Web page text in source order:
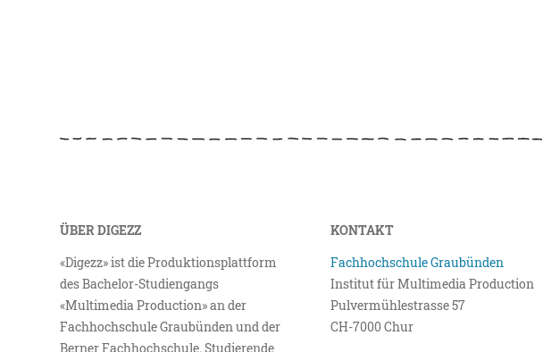
ÜBER DIGEZZ
«Digezz» ist die Produktionsplattform
des Bachelor-Studiengangs
«Multimedia Production» an der
Fachhochschule Graubünden und der
Berner Fachhochschule. Studierende
KONTAKT
Fachhochschule Graubünden
Institut für Multimedia Production
Pulvermühlestrasse 57
CH-7000 Chur